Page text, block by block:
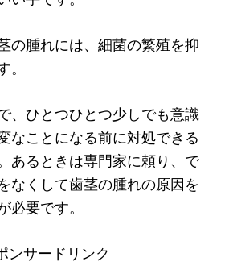
の腫れには、細菌の繁殖を抑
。
、ひとつひとつ少しでも意識
なことになる前に対処できる
あるときは専門家に頼り、で
なくして歯茎の腫れの原因を
必要です。
ンサードリンク